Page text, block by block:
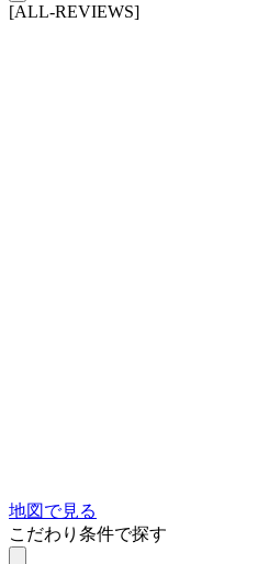
[ALL-REVIEWS]
地図で見る
こだわり条件で探す